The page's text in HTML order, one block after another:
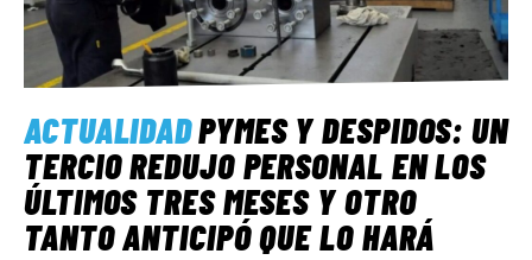
ACTUALIDADPYMES Y DESPIDOS: UN
TERCIO REDUJO PERSONAL EN LOS
ÚLTIMOS TRES MESES Y OTRO
TANTO ANTICIPÓ QUE LO HARÁ